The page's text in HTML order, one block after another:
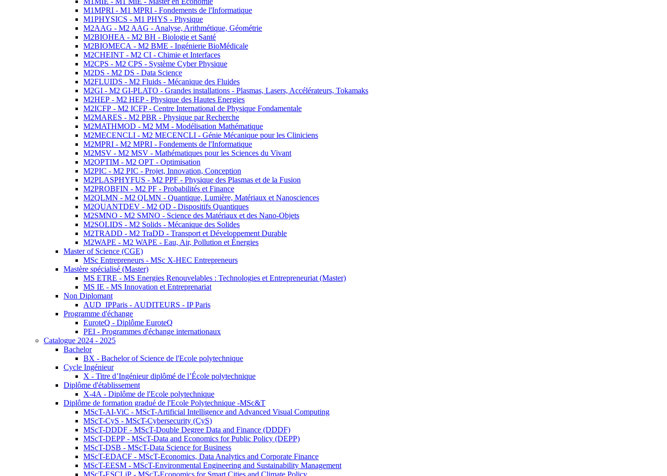
M1MPRI - M1 MPRI - Fondements de l'Informatique
M1PHYSICS - M1 PHYS - Physique
M2AAG - M2 AAG - Analyse, Arithmétique, Géométrie
M2BIOHEA - M2 BH - Biologie et Santé
M2BIOMECA - M2 BME - Ingénierie BioMédicale
M2CHEINT - M2 CI - Chimie et Interfaces
M2CPS - M2 CPS - Système Cyber Physique
M2DS - M2 DS - Data Science
M2FLUIDS - M2 Fluids - Mécanique des Fluides
M2GI - M2 GI-PLATO - Grandes installations - Plasmas, Lasers, Accélérateurs, Tokamaks
M2HEP - M2 HEP - Physique des Hautes Energies
M2ICFP - M2 ICFP - Centre International de Physique Fondamentale
M2MARES - M2 PBR - Physique par Recherche
M2MATHMOD - M2 MM - Modélisation Mathématique
M2MECENCLI - M2 MECENCLI - Génie Mécanique pour les Cliniciens
M2MPRI - M2 MPRI - Fondements de l'Informatique
M2MSV - M2 MSV - Mathématiques pour les Sciences du Vivant
M2OPTIM - M2 OPT - Optimisation
M2PIC - M2 PIC - Projet, Innovation, Conception
M2PLASPHYFUS - M2 PPF - Physique des Plasmas et de la Fusion
M2PROBFIN - M2 PF - Probabilités et Finance
M2QLMN - M2 QLMN - Quantique, Lumière, Matériaux et Nanosciences
M2QUANTDEV - M2 QD - Dispositifs Quantiques
M2SMNO - M2 SMNO - Science des Matériaux et des Nano-Objets
M2SOLIDS - M2 Solids - Mécanique des Solides
M2TRADD - M2 TraDD - Transport et Développement Durable
M2WAPE - M2 WAPE - Eau, Air, Pollution et Énergies
Master of Science (CGE)
MSc Entrepreneurs - MSc X-HEC Entrepreneurs
Mastère spécialisé (Master)
MS ETRE - MS Energies Renouvelables : Technologies et Entrepreneuriat (Master)
MS IE - MS Innovation et Entreprenariat
Non Diplomant
AUD_IPParis - AUDITEURS - IP Paris
Programme d'échange
EuroteQ - Diplôme EuroteQ
PEI - Programmes d'échange internationaux
Catalogue 2024 - 2025
Bachelor
BX - Bachelor of Science de l'Ecole polytechnique
Cycle Ingénieur
X - Titre d’Ingénieur diplômé de l’École polytechnique
Diplôme d'établissement
X-4A - Diplôme de l'Ecole polytechnique
Diplôme de formation gradué de l'Ecole Polytechnique -MSc&T
MScT-AI-ViC - MScT-Artificial Intelligence and Advanced Visual Computing
MScT-CyS - MScT-Cybersecurity (CyS)
MScT-DDDF - MScT-Double Degree Data and Finance (DDDF)
MScT-DEPP - MScT-Data and Economics for Public Policy (DEPP)
MScT-DSB - MScT-Data Science for Business
MScT-EDACF - MScT-Economics, Data Analytics and Corporate Finance
MScT-EESM - MScT-Environmental Engineering and Sustainability Management
MScT-ESCLiP - MScT-Economics for Smart Cities and Climate Policy